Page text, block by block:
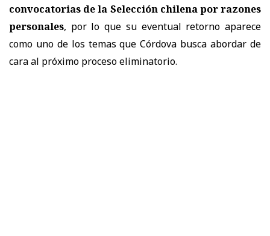
convocatorias de la Selección chilena por razones
personales, por lo que su eventual retorno aparece
como uno de los temas que Córdova busca abordar de
cara al próximo proceso eliminatorio.